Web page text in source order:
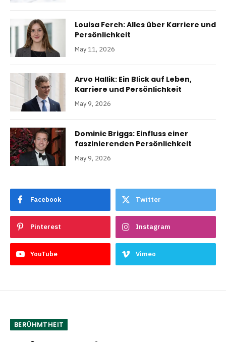
Louisa Ferch: Alles über Karriere und
Persönlichkeit
May 11, 2026
Arvo Hallik: Ein Blick auf Leben,
Karriere und Persönlichkeit
May 9, 2026
Dominic Briggs: Einfluss einer
faszinierenden Persönlichkeit
May 9, 2026
Facebook Twitter
Pinterest Instagram
YouTube Vimeo
BERÜHMTHEIT